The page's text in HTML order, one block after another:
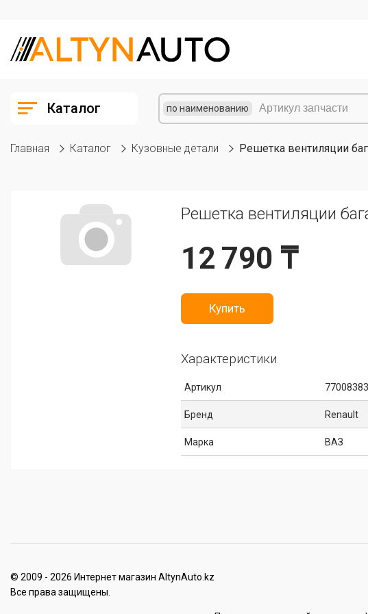
Каталог по наименованию
Главная Каталог Кузовные детали Решетка вентиляции
Решетка вентиляции
12 790 ₸
Купить
Характеристики
Артикул
Бренд Renault
Марка ВАЗ
© 2009 - 2026 Интернет магазин AltynAuto.kz
Все права защищены.